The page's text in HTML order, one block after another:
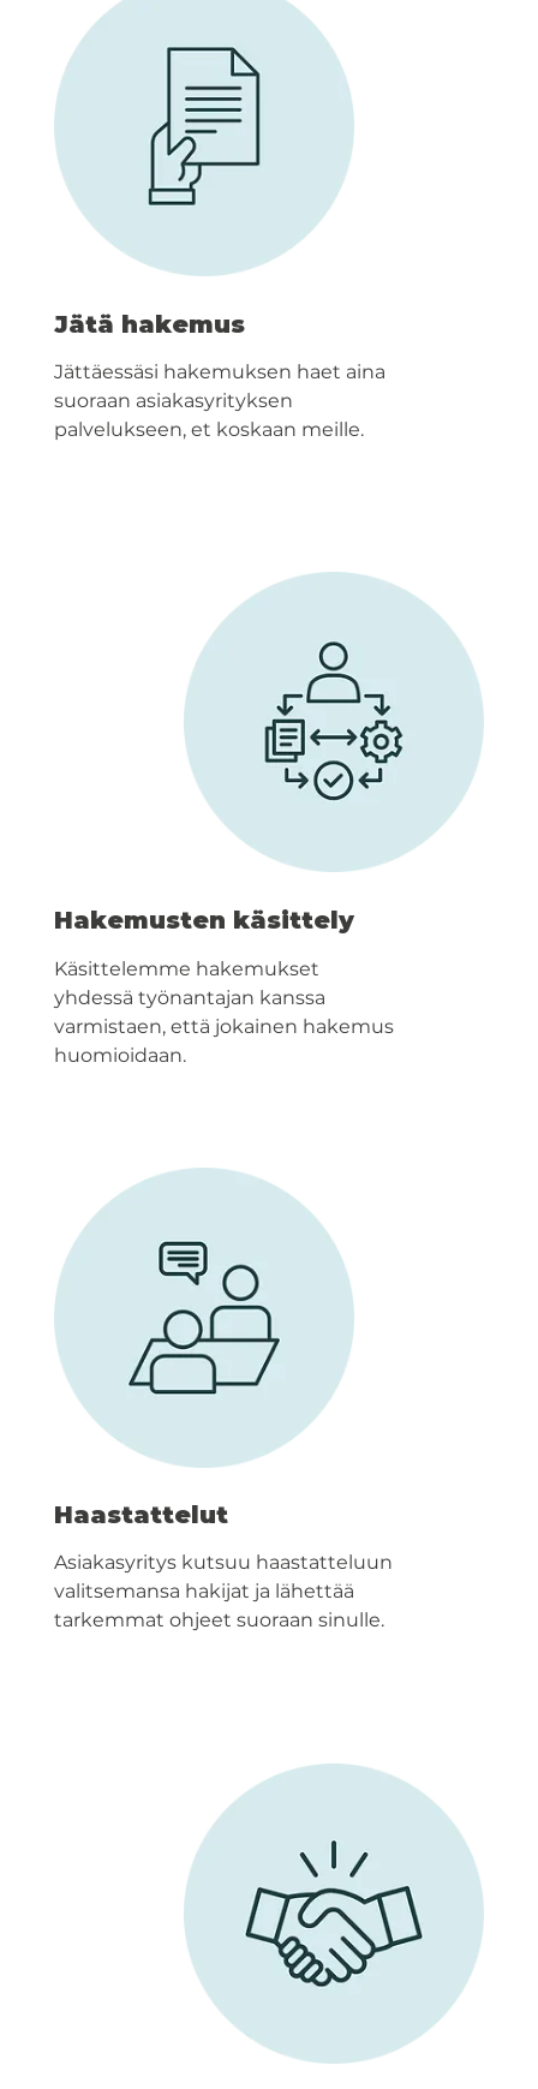
Jätä hakemus
Jättäessäsi hakemuksen haet aina
suoraan asiakasyrityksen
palvelukseen, et koskaan meille.
Hakemusten käsittely
Käsittelemme hakemukset
yhdessä työnantajan kanssa
varmistaen, että jokainen hakemus
huomioidaan.
Haastattelut
Asiakasyritys kutsuu haastatteluun
valitsemansa hakijat ja lähettää
tarkemmat ohjeet suoraan sinulle.